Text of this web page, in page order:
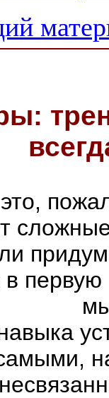
первую